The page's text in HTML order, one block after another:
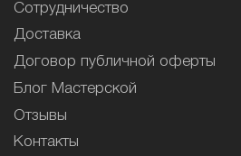
Сотрудничество
Доставка
Договор публичной оферты
Блог Мастерской
Отзывы
Контакты